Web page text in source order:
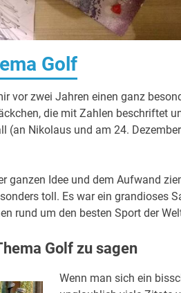
Golf
vor zwei Jahren einen ganz
die mit Zahlen beschriftet
(an Nikolaus und am 24.
ganzen Idee und dem Aufwand
toll. Es war ein grandioses
rund um den besten Sport der
Golf zu sagen
Wenn man sich ein